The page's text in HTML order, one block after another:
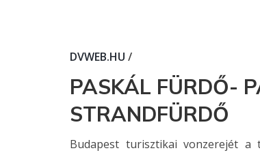
DVWEB.HU /
PASKÁL FÜRDŐ-
STRANDFÜRDŐ
Budapest turisztikai vonzerejét a